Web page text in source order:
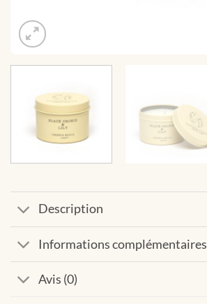
Description
Informations complémentaires
Avis (0)